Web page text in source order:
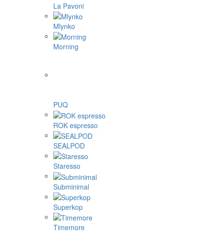
La Pavoni
Mlynko
Morning
PUQ
ROK espresso
SEALPOD
Staresso
Subminimal
Superkop
Timemore